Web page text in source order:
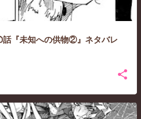
話『未知への供物②』ネタバレ